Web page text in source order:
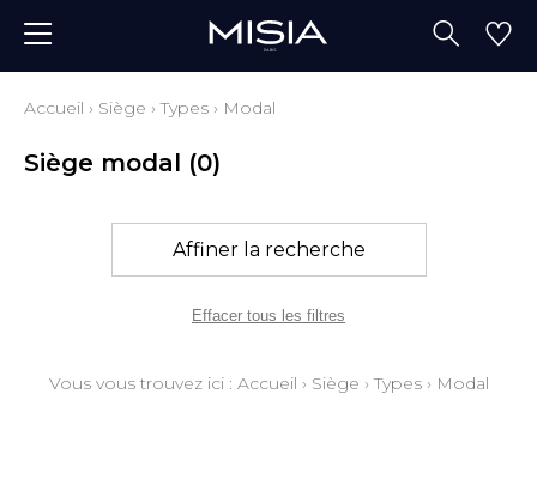
Accueil › Siège ›Types › Modal
Siège modal (0)
Affiner la recherche
Effacer tous les filtres
Vous vous trouvez ici : Accueil › Siège ›Types› Modal